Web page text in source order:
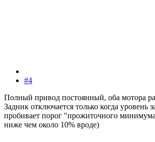
#4
Полный привод постоянный, оба мотора
Задник отключается только когда уровень
пробивает порог "прожиточного
ниже чем около 10% вроде)